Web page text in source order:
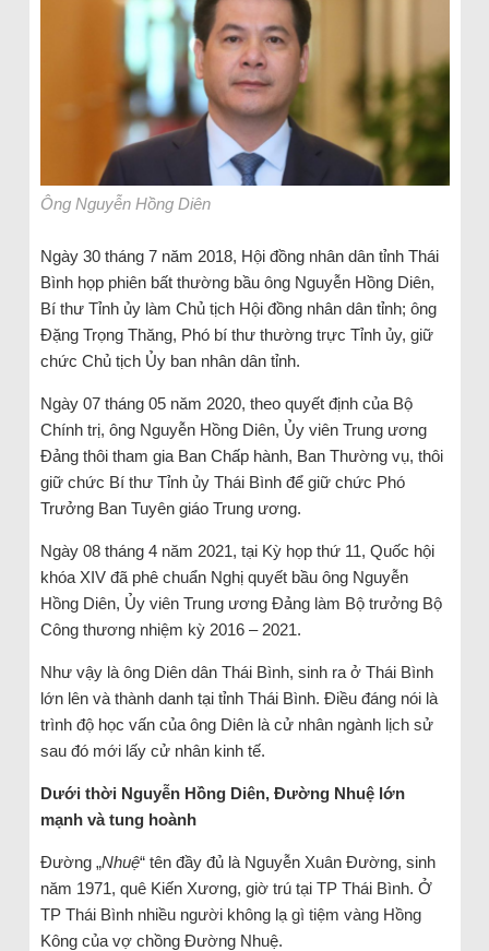
Ông Nguyễn Hồng Diên
Ngày 30 tháng 7 năm 2018, Hội đồng nhân dân tỉnh Thái
Bình họp phiên bất thường bầu ông Nguyễn Hồng Diên,
Bí thư Tỉnh ủy làm Chủ tịch Hội đồng nhân dân tỉnh; ông
Đặng Trọng Thăng, Phó bí thư thường trực Tỉnh ủy, giữ
chức Chủ tịch Ủy ban nhân dân tỉnh.
Ngày 07 tháng 05 năm 2020, theo quyết định của Bộ
Chính trị, ông Nguyễn Hồng Diên, Ủy viên Trung ương
Đảng thôi tham gia Ban Chấp hành, Ban Thường vụ, thôi
giữ chức Bí thư Tỉnh ủy Thái Bình để giữ chức Phó
Trưởng Ban Tuyên giáo Trung ương.
Ngày 08 tháng 4 năm 2021, tại Kỳ họp thứ 11, Quốc hội
khóa XIV đã phê chuẩn Nghị quyết bầu ông Nguyễn
Hồng Diên, Ủy viên Trung ương Đảng làm Bộ trưởng Bộ
Công thương nhiệm kỳ 2016 – 2021.
Như vậy là ông Diên dân Thái Bình, sinh ra ở Thái Bình
lớn lên và thành danh tại tỉnh Thái Bình. Điều đáng nói là
trình độ học vấn của ông Diên là cử nhân ngành lịch sử
sau đó mới lấy cử nhân kinh tế.
Dưới thời Nguyễn Hồng Diên, Đường Nhuệ lớn
mạnh và tung hoành
Đường „Nhuệ“ tên đầy đủ là Nguyễn Xuân Đường, sinh
năm 1971, quê Kiến Xương, giờ trú tại TP Thái Bình. Ở
TP Thái Bình nhiều người không lạ gì tiệm vàng Hồng
Kông của vợ chồng Đường Nhuệ.